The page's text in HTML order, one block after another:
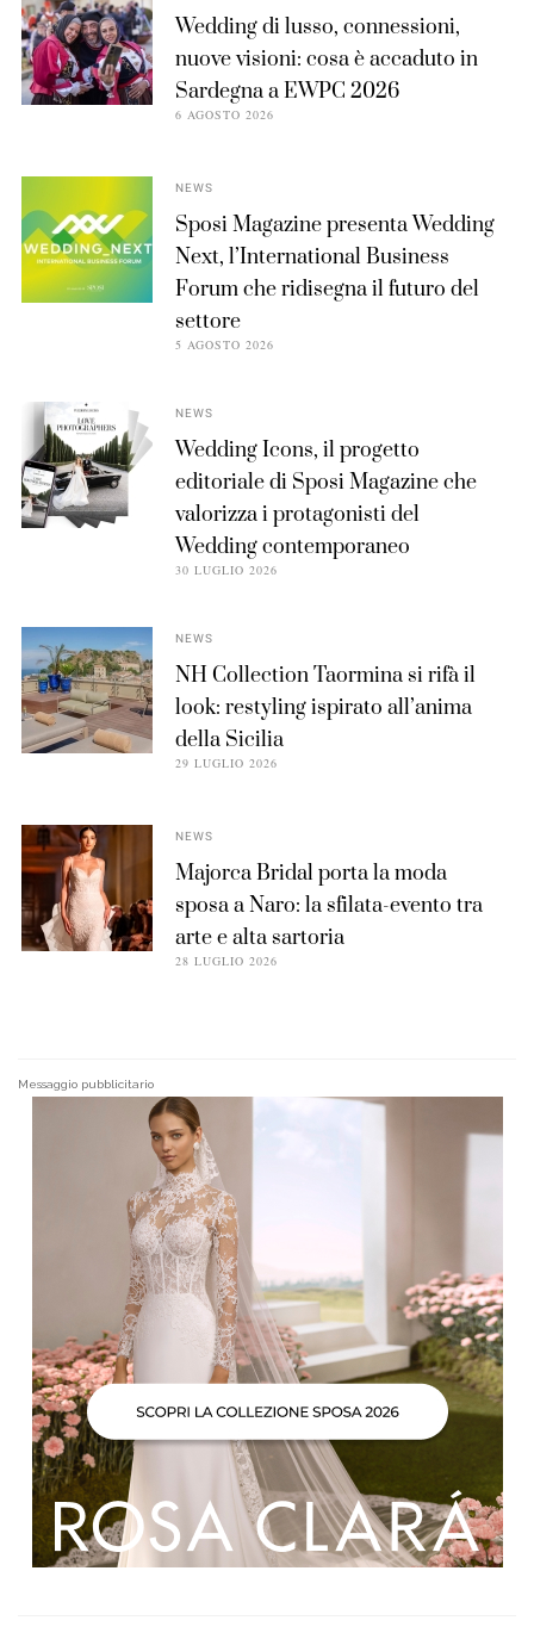
Wedding di lusso, connessioni,
nuove visioni: cosa è accaduto in
Sardegna a EWPC 2026
6 AGOSTO 2026
NEWS
Sposi Magazine presenta Wedding
Next, l’International Business
Forum che ridisegna il futuro del
settore
5 AGOSTO 2026
NEWS
Wedding Icons, il progetto
editoriale di Sposi Magazine che
valorizza i protagonisti del
Wedding contemporaneo
30 LUGLIO 2026
NEWS
NH Collection Taormina si rifà il
look: restyling ispirato all’anima
della Sicilia
29 LUGLIO 2026
NEWS
Majorca Bridal porta la moda
sposa a Naro: la sfilata-evento tra
arte e alta sartoria
28 LUGLIO 2026
Messaggio pubblicitario